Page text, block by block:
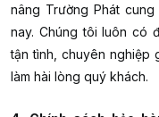
nâng Trường Phát
nay. Chúng tôi luôn có
tận tình, chuyên nghiệp
làm hài lòng quý khách.